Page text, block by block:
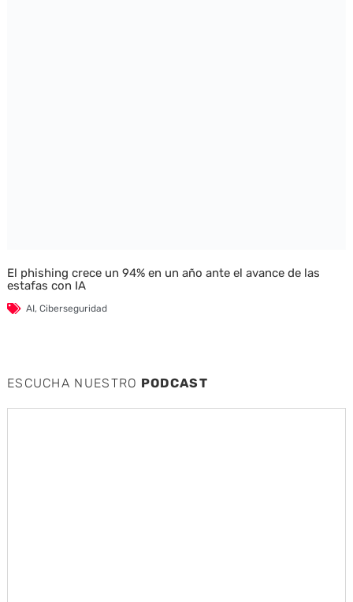
El phishing crece un 94% en un año ante el avance de las
estafas con IA
AI, Ciberseguridad
ESCUCHA NUESTRO PODCAST